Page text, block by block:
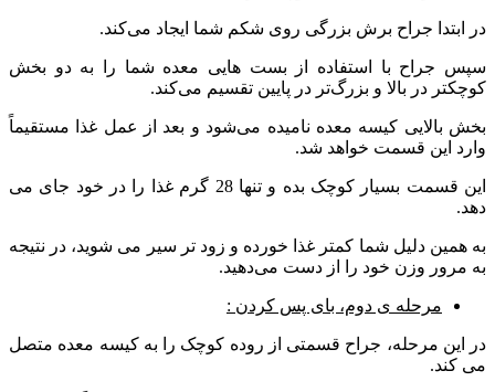
در ابتدا جراح برش بزرگی روی شکم شما ایجاد می‌کند.
سپس جراح با استفاده از بست هایی معده شما را به دو بخش
کوچکتر در بالا و بزرگ‌تر در پایین تقسیم می‌کند.
بخش بالایی کیسه معده نامیده می‌شود و بعد از عمل غذا مستقیماً
وارد این قسمت خواهد شد.
این قسمت بسیار کوچک بده و تنها 28 گرم غذا را در خود جای می
دهد.
به همین دلیل شما کمتر غذا خورده و زود تر سیر می شوید، در نتیجه
به مرور وزن خود را از دست می‌دهید.
مرحله ی دوم، بای پس کردن :
در این مرحله، جراح قسمتی از روده کوچک را به کیسه معده متصل
می کند.